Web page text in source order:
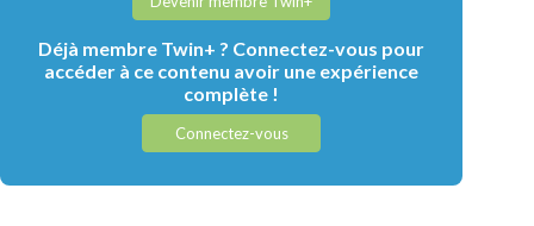
Déjà membre Twin+ ? Connectez-vous pour
accéder à ce contenu avoir une expérience
complète !
Connectez-vous